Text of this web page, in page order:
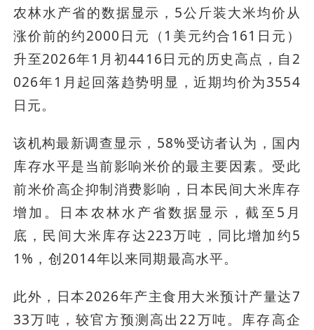
农林水产省的数据显示，5公斤装大米均价从
涨价前的约2000日元（1美元约合161日元）
升至2026年1月初4416日元的历史高点，自2
026年1月起回落趋势明显，近期均价为3554
日元。
该机构最新调查显示，58%受访者认为，国内
库存水平是当前影响米价的最主要因素。受此
前米价高企抑制消费影响，日本民间大米库存
增加。日本农林水产省数据显示，截至5月
底，民间大米库存达223万吨，同比增加约5
1%，创2014年以来同期最高水平。
此外，日本2026年产主食用大米预计产量达7
33万吨，较官方预测高出22万吨。库存高企